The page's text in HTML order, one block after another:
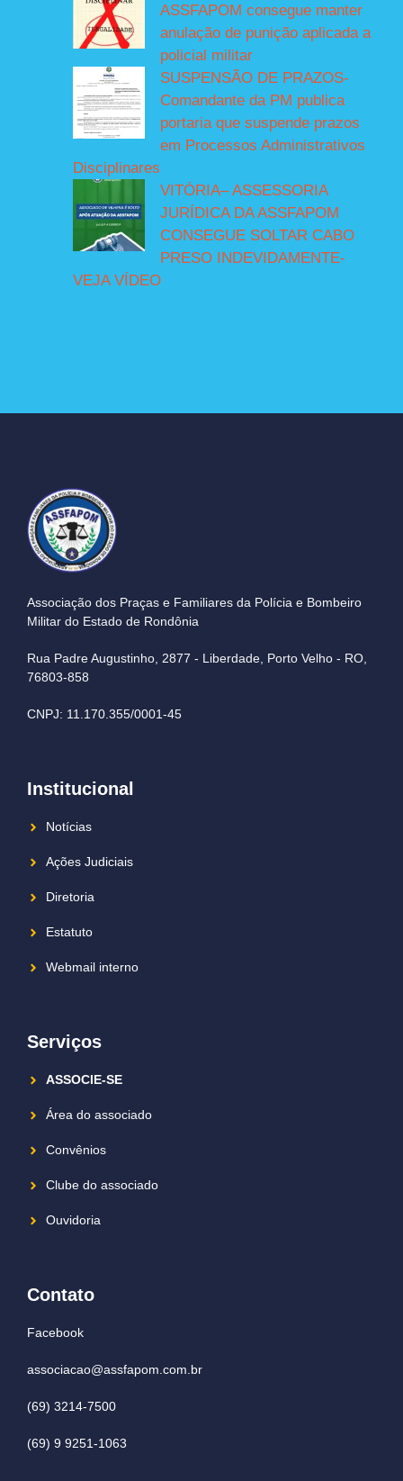
ASSFAPOM consegue manter
anulação de punição aplicada a
policial militar
SUSPENSÃO DE PRAZOS-
Comandante da PM publica
portaria que suspende prazos
em Processos Administrativos
Disciplinares
VITÓRIA– ASSESSORIA
JURÍDICA DA ASSFAPOM
CONSEGUE SOLTAR CABO
PRESO INDEVIDAMENTE-
VEJA VÍDEO
Associação dos Praças e Familiares da Polícia e Bombeiro
Militar do Estado de Rondônia
Rua Padre Augustinho, 2877 - Liberdade, Porto Velho - RO,
76803-858
CNPJ: 11.170.355/0001-45
Institucional
Notícias
Ações Judiciais
Diretoria
Estatuto
Webmail interno
Serviços
ASSOCIE-SE
Área do associado
Convênios
Clube do associado
Ouvidoria
Contato
Facebook
associacao@assfapom.com.br
(69) 3214-7500
(69) 9 9251-1063